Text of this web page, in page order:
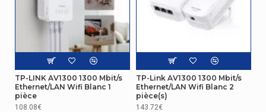
Réinitialiser, WLAN
Nombre de port
ethernet LAN
(RJ-45)
3
TP-LINK AV1300 1300 Mbit/s
Ethernet/LAN Wifi Blanc 1
pièce
108.08€
TP-Link AV1300 1300 Mbit/s
Ethernet/LAN Wifi Blanc 2
pièce(s)
143.72€